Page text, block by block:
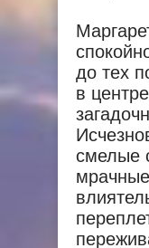
до тех
в
смелые